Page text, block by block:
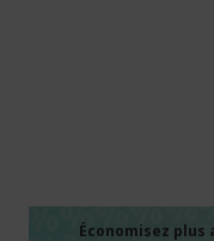
Économisez plus